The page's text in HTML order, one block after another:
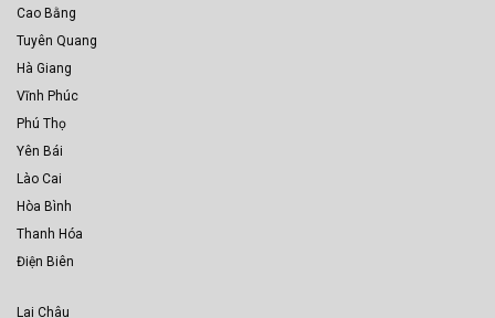
Cao Bằng
Tuyên Quang
Hà Giang
Vĩnh Phúc
Phú Thọ
Yên Bái
Lào Cai
Hòa Bình
Thanh Hóa
Điện Biên
Lai Châu